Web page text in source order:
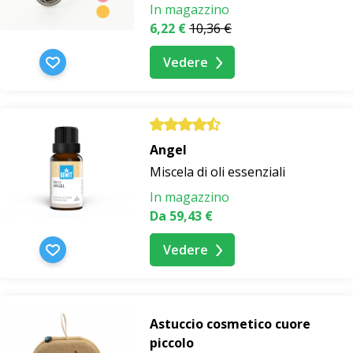
In magazzino
6,22 €10,36 €
Vedere
Angel
Miscela di oli essenziali
In magazzino
Da 59,43 €
Vedere
Astuccio cosmetico cuore
piccolo